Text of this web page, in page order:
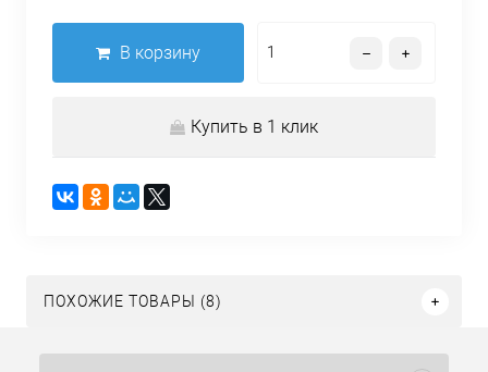
В корзину
Купить в 1 клик
ПОХОЖИЕ ТОВАРЫ (8)